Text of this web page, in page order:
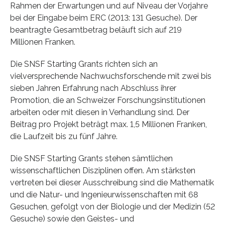
Rahmen der Erwartungen und auf Niveau der Vorjahre
bei der Eingabe beim ERC (2013: 131 Gesuche). Der
beantragte Gesamtbetrag beläuft sich auf 219
Millionen Franken.
Die SNSF Starting Grants richten sich an
vielversprechende Nachwuchsforschende mit zwei bis
sieben Jahren Erfahrung nach Abschluss ihrer
Promotion, die an Schweizer Forschungsinstitutionen
arbeiten oder mit diesen in Verhandlung sind. Der
Beitrag pro Projekt beträgt max. 1,5 Millionen Franken,
die Laufzeit bis zu fünf Jahre.
Die SNSF Starting Grants stehen sämtlichen
wissenschaftlichen Disziplinen offen. Am stärksten
vertreten bei dieser Ausschreibung sind die Mathematik
und die Natur- und Ingenieurwissenschaften mit 68
Gesuchen, gefolgt von der Biologie und der Medizin (52
Gesuche) sowie den Geistes- und